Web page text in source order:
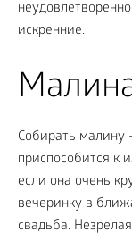
искренние.
Собирать малину
приспособится к
если она очень
вечеринку в
свадьба.